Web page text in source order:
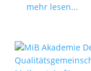
mehr lesen...